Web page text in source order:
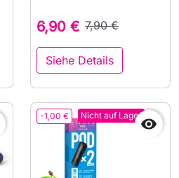
6,90 € 7,90 €
Siehe Details
-1,00 € Nicht auf Lager
